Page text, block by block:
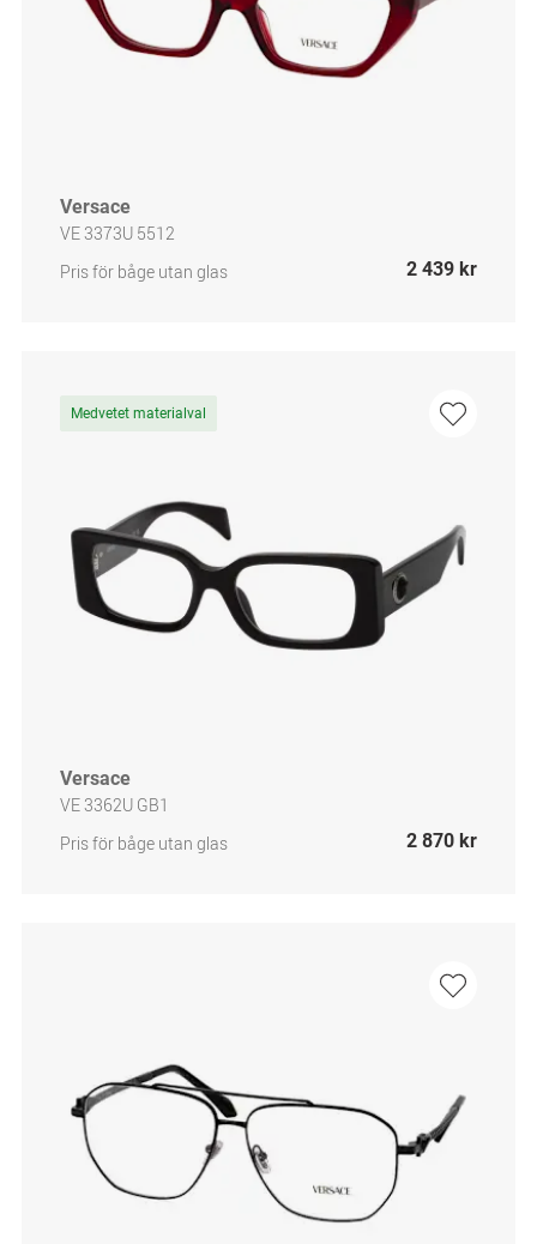
Versace
VE 3373U 5512
Pris för båge utan glas
2 439 kr
Medvetet materialval
Versace
VE 3362U GB1
Pris för båge utan glas
2 870 kr